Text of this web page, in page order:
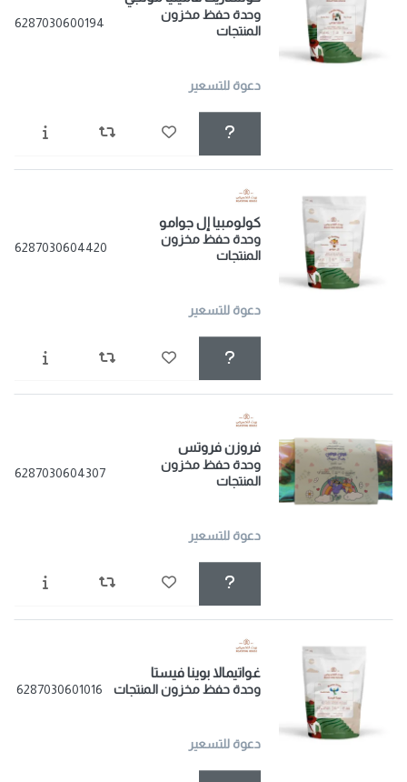
وحدة حفظ مخزون
المنتجات
6287030600194
دعوة للتسعير
كولومبيا إل جوامو
وحدة حفظ مخزون
المنتجات
6287030604420
دعوة للتسعير
فروزن فروتس
وحدة حفظ مخزون
المنتجات
6287030604307
دعوة للتسعير
غواتيمالا بوينا فيستا
وحدة حفظ مخزون المنتجات 6287030601016
دعوة للتسعير